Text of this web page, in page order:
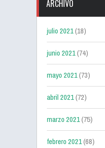
ARCHIVO
julio 2021(18)
junio 2021(74)
mayo 2021(73)
abril 2021(72)
marzo 2021(75)
febrero 2021(68)